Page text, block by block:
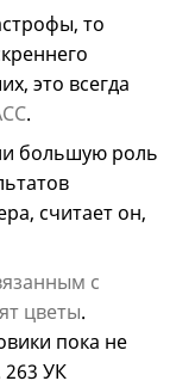
то
это всегда
.
большую роль
считает он,
с
цветы.
пока не
263 УК